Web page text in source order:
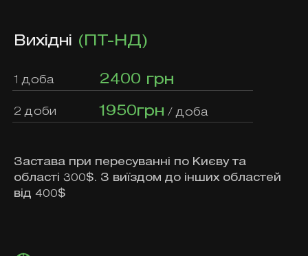
Вихідні (ПТ-НД)
1 доба 2400 грн
2 доби 1950грн / доба
Застава при пересуванні по Києву та
області 300$. З виїздом до інших областей
від 400$